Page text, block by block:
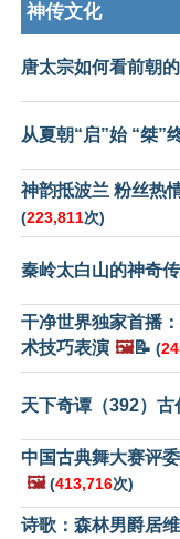
神传文化
唐太宗如何看前朝
从夏朝“启”始 “桀”
神韵抵波兰 粉丝热
(223,811次)
秦岭太白山的神奇
干净世界独家首播
术技巧表演 🖼️📝 (
天下奇谭（392）
中国古典舞大赛评
🖼️ (413,716次)
诗歌：森林男爵居